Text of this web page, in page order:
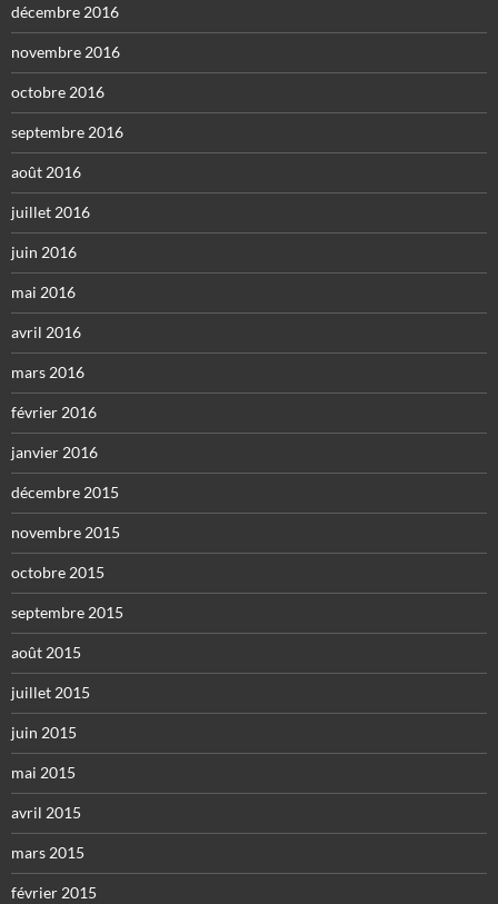
décembre 2016
novembre 2016
octobre 2016
septembre 2016
août 2016
juillet 2016
juin 2016
mai 2016
avril 2016
mars 2016
février 2016
janvier 2016
décembre 2015
novembre 2015
octobre 2015
septembre 2015
août 2015
juillet 2015
juin 2015
mai 2015
avril 2015
mars 2015
février 2015